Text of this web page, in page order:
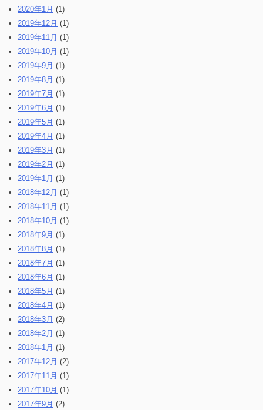
2020年1月 (1)
2019年12月 (1)
2019年11月 (1)
2019年10月 (1)
2019年9月 (1)
2019年8月 (1)
2019年7月 (1)
2019年6月 (1)
2019年5月 (1)
2019年4月 (1)
2019年3月 (1)
2019年2月 (1)
2019年1月 (1)
2018年12月 (1)
2018年11月 (1)
2018年10月 (1)
2018年9月 (1)
2018年8月 (1)
2018年7月 (1)
2018年6月 (1)
2018年5月 (1)
2018年4月 (1)
2018年3月 (2)
2018年2月 (1)
2018年1月 (1)
2017年12月 (2)
2017年11月 (1)
2017年10月 (1)
2017年9月 (2)